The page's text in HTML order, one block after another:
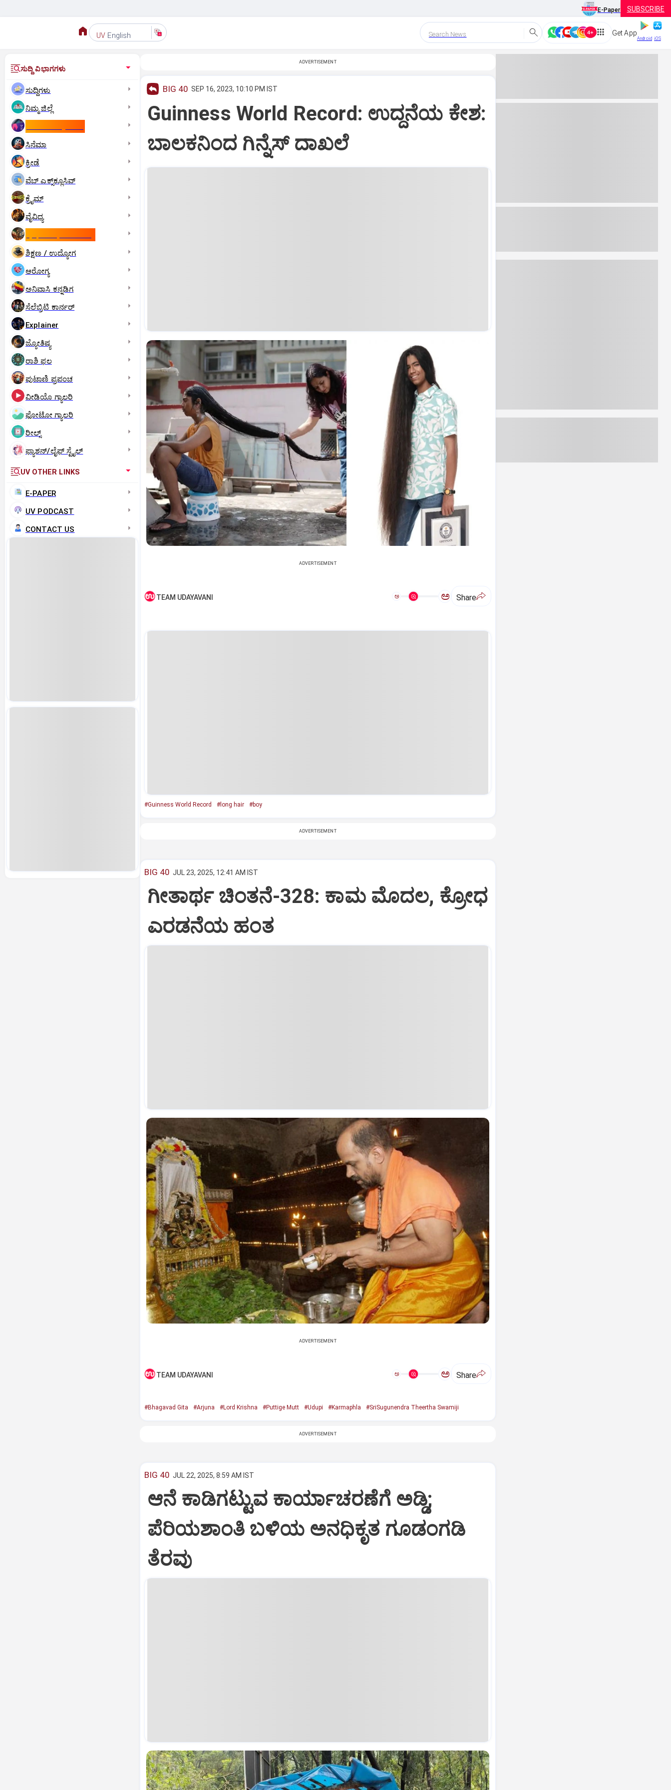
E-Paper SUBSCRIBE
UV English Search News Get App
Android iOS
ಸುದ್ದಿ ವಿಭಾಗಗಳು
ಸುದ್ದಿಗಳು
ನಿಮ್ಮ ಜಿಲ್ಲೆ
ಸಿನೆಮಾ
ಕ್ರೀಡೆ
ವೆಬ್ ಎಕ್ಸ್‌ಕ್ಲೂಸಿವ್
ಕ್ರೈಮ್
ವೈವಿಧ್ಯ
ಶಿಕ್ಷಣ / ಉದ್ಯೋಗ
ಆರೋಗ್ಯ
ಅನಿವಾಸಿ ಕನ್ನಡಿಗ
ಸೆಲೆಬ್ರಿಟಿ ಕಾರ್ನರ್‌
Explainer
ಜ್ಯೋತಿಷ್ಯ
ರಾಶಿ ಫಲ
ಪುಟಾಣಿ ಪ್ರಪಂಚ
ವೀಡಿಯೊ ಗ್ಯಾಲರಿ
ಫೋಟೋ ಗ್ಯಾಲರಿ
ರೀಲ್ಸ್
ಫ್ಯಾಶನ್/ಲೈಫ್‌ ಸ್ಟೈಲ್
UV OTHER LINKS
E-PAPER
UV PODCAST
CONTACT US
ADVERTISEMENT
BIG 40 SEP 16, 2023, 10:10 PM IST
Guinness World Record: ಉದ್ದನೆಯ ಕೇಶ:
ಬಾಲಕನಿಂದ ಗಿನ್ನೆಸ್‌ ದಾಖಲೆ
ADVERTISEMENT
TEAM UDAYAVANI ಅ ಅ Share
#Guinness World Record #long hair #boy
ADVERTISEMENT
BIG 40 JUL 23, 2025, 12:41 AM IST
ಗೀತಾರ್ಥ ಚಿಂತನೆ-328: ಕಾಮ ಮೊದಲ, ಕ್ರೋಧ
ಎರಡನೆಯ ಹಂತ
ADVERTISEMENT
TEAM UDAYAVANI ಅ ಅ Share
#Bhagavad Gita #Arjuna #Lord Krishna #Puttige Mutt #Udupi #Karmaphla #SriSugunendra Theertha Swamiji
ADVERTISEMENT
BIG 40 JUL 22, 2025, 8:59 AM IST
ಆನೆ ಕಾಡಿಗಟ್ಟುವ ಕಾರ್ಯಾಚರಣೆಗೆ ಅಡ್ಡಿ;
ಪೆರಿಯಶಾಂತಿ ಬಳಿಯ ಅನಧಿಕೃತ ಗೂಡಂಗಡಿ
ತೆರವು